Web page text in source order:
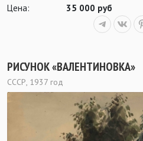
Цена:
35 000 руб
РИСУНОК «ВАЛЕНТИНОВКА»
СССР, 1937 год